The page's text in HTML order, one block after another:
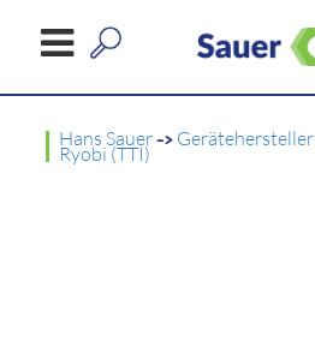
Hans Sauer-> Gerätehersteller
Ryobi (TTI)